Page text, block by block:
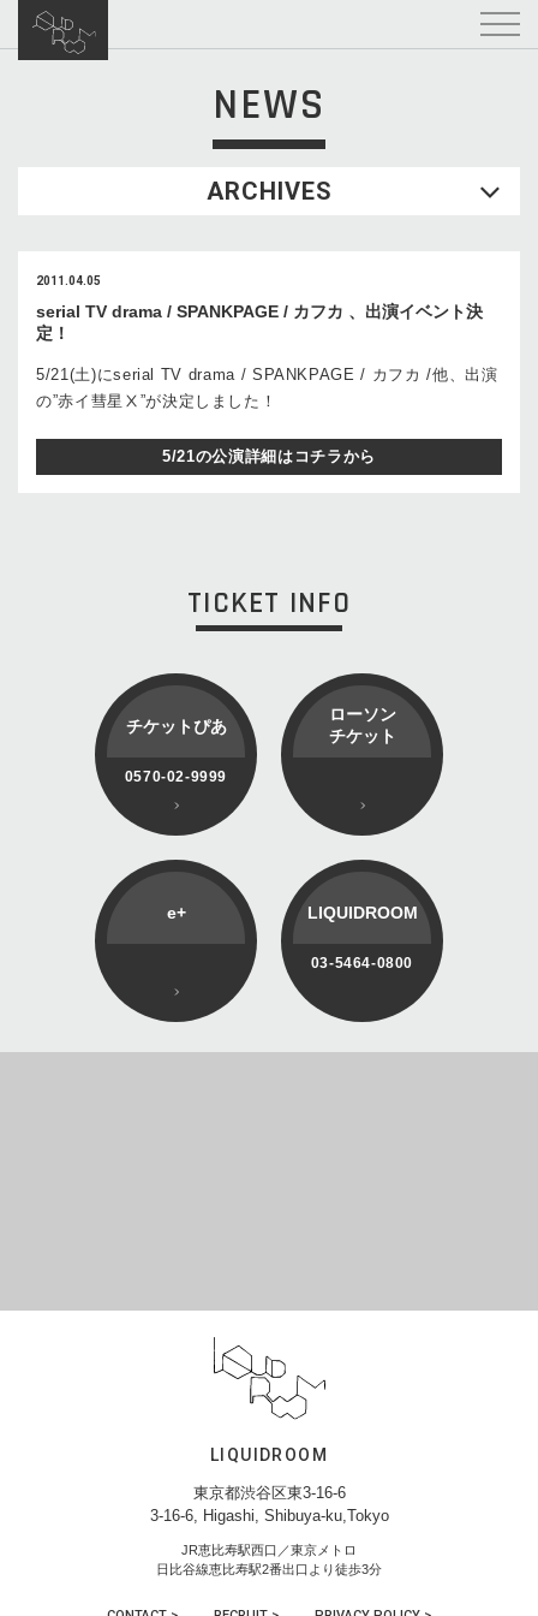
NEWS
ARCHIVES
2011.04.05
serial TV drama / SPANKPAGE / カフカ 、出演イベント決
定！
5/21(土)にserial TV drama / SPANKPAGE / カフカ /他、出演
の”赤イ彗星Ⅹ”が決定しました！
5/21の公演詳細はコチラから
TICKET INFO
チケットぴあ
0570-02-9999
ローソン
チケット
e+ LIQUIDROOM
03-5464-0800
LIQUIDROOM
東京都渋谷区東3-16-6
3-16-6, Higashi, Shibuya-ku,Tokyo
JR恵比寿駅西口／東京メトロ
日比谷線恵比寿駅2番出口より徒歩3分